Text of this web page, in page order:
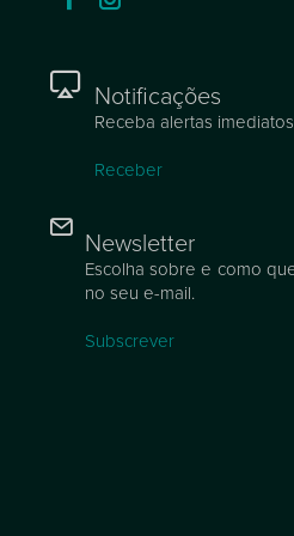
Notificações
Receba alertas
Receber
Newsletter
Escolha sobre e como
no seu e-mail.
Subscrever